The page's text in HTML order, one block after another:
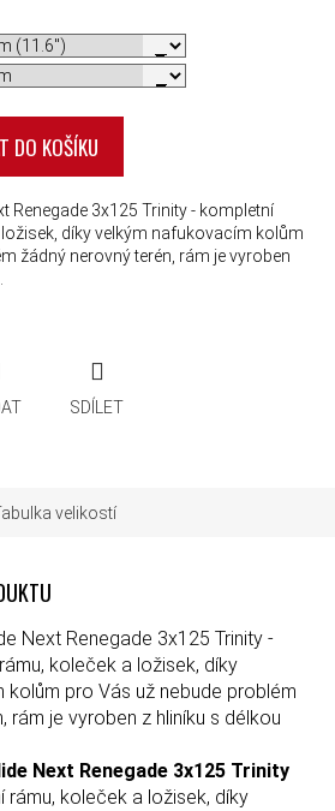
DO KOŠÍKU
Renegade 3x125 Trinity - kompletní
díky velkým nafukovacím kolům
žádný nerovný terén, rám je vyroben
SDÍLET
velikostí
Next Renegade 3x125 Trinity -
koleček a ložisek, díky
kolům pro Vás už nebude problém
rám je vyroben z hliníku s délkou
Next Renegade 3x125 Trinity
rámu, koleček a ložisek, díky